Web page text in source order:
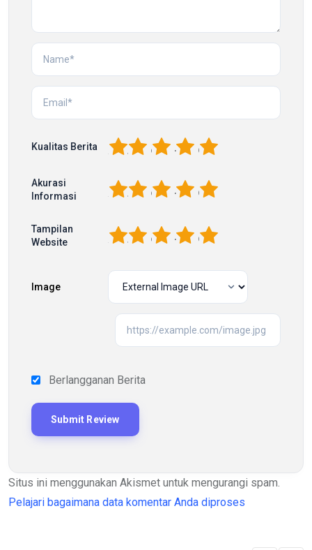
Kualitas Berita 5
4
3
2
Akurasi
Informasi
5
4
3
2
Tampilan
Website
5
4
3
2
Image
Berlangganan Berita
Situs ini menggunakan Akismet untuk mengurangi spam.
Pelajari bagaimana data komentar Anda diproses